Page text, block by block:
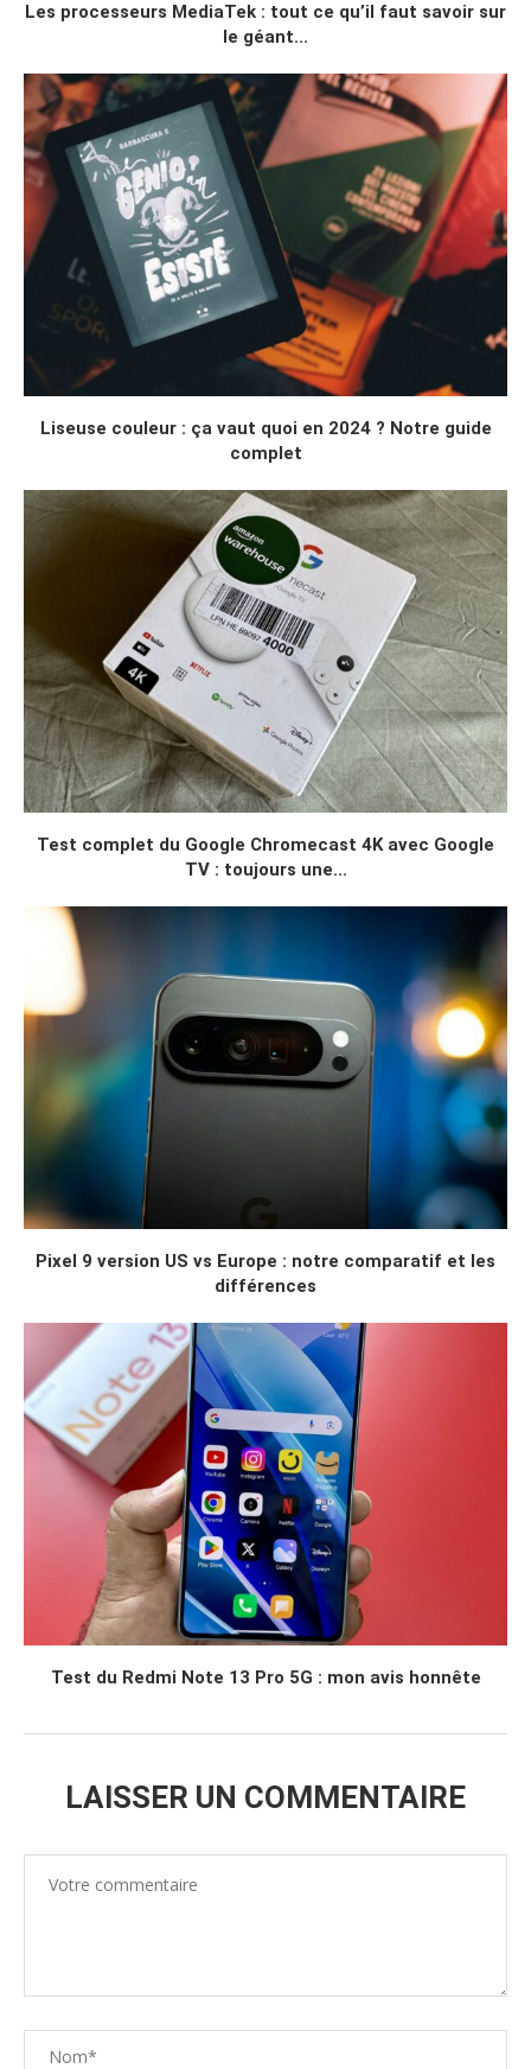
Les processeurs MediaTek : tout ce qu’il faut savoir sur
le géant...
Liseuse couleur : ça vaut quoi en 2024 ? Notre guide
complet
Test complet du Google Chromecast 4K avec Google
TV : toujours une...
Pixel 9 version US vs Europe : notre comparatif et les
différences
Test du Redmi Note 13 Pro 5G : mon avis honnête
LAISSER UN COMMENTAIRE